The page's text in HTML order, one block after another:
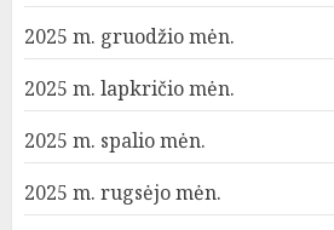
2025 m. gruodžio mėn.
2025 m. lapkričio mėn.
2025 m. spalio mėn.
2025 m. rugsėjo mėn.